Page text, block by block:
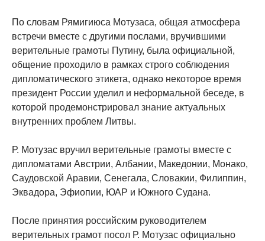
По словам Рямигиюса Мотузаса, общая атмосфера
встречи вместе с другими послами, вручившими
верительные грамоты Путину, была официальной,
общение проходило в рамках строго соблюдения
дипломатического этикета, однако некоторое время
президент России уделил и неформальной беседе, в
которой продемонстрировал знание актуальных
внутренних проблем Литвы.
Р. Мотузас вручил верительные грамоты вместе с
дипломатами Австрии, Албании, Македонии, Монако,
Саудовской Аравии, Сенегала, Словакии, Филиппин,
Эквадора, Эфиопии, ЮАР и Южного Судана.
После принятия российским руководителем
верительных грамот посол Р. Мотузас официально